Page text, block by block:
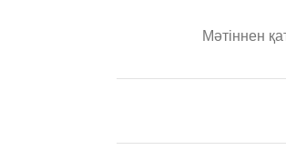
Мәтіннен